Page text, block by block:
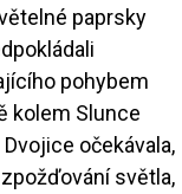
paprsky
pohybem
kolem Slunce
očekávala,
světla,